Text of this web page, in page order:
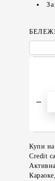
Купи
Credit